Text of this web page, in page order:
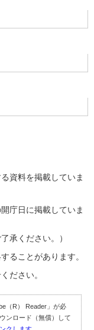
資料を掲載していま
庁日に掲載していま
承ください。）
ることがあります。
ださい。
（R） Reader」が必
ンロード（無償）して